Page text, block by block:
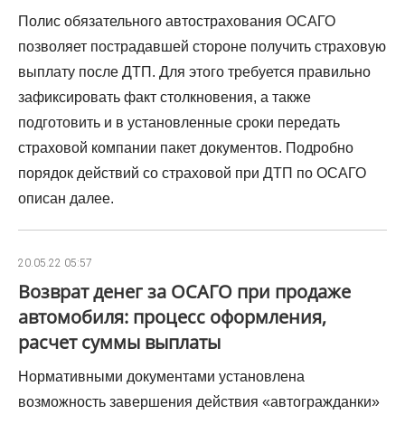
Полис обязательного автострахования ОСАГО
позволяет пострадавшей стороне получить страховую
выплату после ДТП. Для этого требуется правильно
зафиксировать факт столкновения, а также
подготовить и в установленные сроки передать
страховой компании пакет документов. Подробно
порядок действий со страховой при ДТП по ОСАГО
описан далее.
20.05.22 05:57
Возврат денег за ОСАГО при продаже
автомобиля: процесс оформления,
расчет суммы выплаты
Нормативными документами установлена
возможность завершения действия «автогражданки»